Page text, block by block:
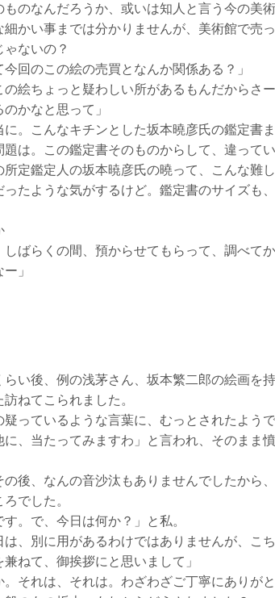
のなんだろうか、或いは知人と言う今の美
細かい事までは分かりませんが、美術館で売
ないの？
回のこの絵の売買となんか関係ある？」
の絵ちょっと疑わしい所があるもんだからさ
かなと思って」
に。こんなキチンとした坂本曉彦氏の鑑定書
題は。この鑑定書そのものからして、違って
所定鑑定人の坂本暁彦氏の曉って、こんな難
ったような気がするけど。鑑定書のサイズも
しばらくの間、預からせてもらって、調べて
」
らい後、例の浅茅さん、坂本繁二郎の絵画を
ねてこられました。
疑っているような言葉に、むっとされたよう
に、当たってみますわ」と言われ、そのまま
の後、なんの音沙汰もありませんでしたから
でした。
す。で、今日は何か？」と私。
は、別に用があるわけではありませんが、こ
ねて、御挨拶にと思いまして」
。それは、それは。わざわざご丁寧にありが